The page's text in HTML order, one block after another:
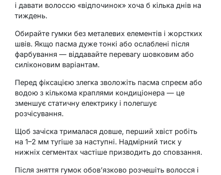
і давати волоссю «відпочинок» хоча б кілька днів на
тиждень.
Обирайте гумки без металевих елементів і жорстких
швів. Якщо пасма дуже тонкі або ослаблені після
фарбування — віддавайте перевагу шовковим або
силіконовим варіантам.
Перед фіксацією злегка зволожіть пасма спреєм або
водою з кількома краплями кондиціонера — це
зменшує статичну електрику і полегшує
розчісування.
Щоб зачіска трималася довше, перший хвіст робіть
на 1–2 мм тугіше за наступні. Надмірний тиск у
нижніх сегментах частіше призводить до сповзання.
Після зняття гумок обов’язково розчешіть волосся і